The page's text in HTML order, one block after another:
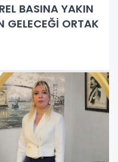
BASINA YAKIN
GELECEĞİ ORTAK